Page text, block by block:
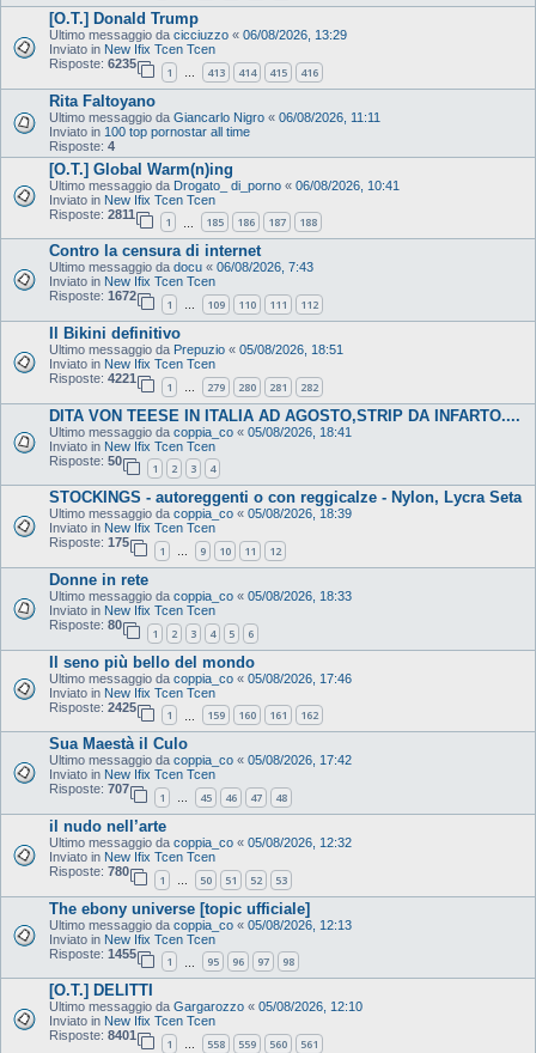
[O.T.] Donald Trump
Ultimo messaggio da cicciuzzo « 06/08/2026, 13:29
Inviato in New Ifix Tcen Tcen
Risposte: 6235
1 … 413 414 415 416
Rita Faltoyano
Ultimo messaggio da Giancarlo Nigro « 06/08/2026, 11:11
Inviato in 100 top pornostar all time
Risposte: 4
[O.T.] Global Warm(n)ing
Ultimo messaggio da Drogato_ di_porno « 06/08/2026, 10:41
Inviato in New Ifix Tcen Tcen
Risposte: 2811
1 185 186 187 188
Contro la censura di internet
Ultimo messaggio da docu « 06/08/2026, 7:43
Inviato in New Ifix Tcen Tcen
Risposte: 1672
1 … 109 110 111 112
Il Bikini definitivo
Ultimo messaggio da Prepuzio « 05/08/2026, 18:51
Inviato in New Ifix Tcen Tcen
Risposte: 4221
1 … 279 280 281 282
DITA VON TEESE IN ITALIA AD AGOSTO,STRIP DA INFARTO....
Ultimo messaggio da coppia_co « 05/08/2026, 18:41
Inviato in New Ifix Tcen Tcen
Risposte: 50
1 2 3 4
STOCKINGS - autoreggenti o con reggicalze - Nylon, Lycra Seta
Ultimo messaggio da coppia_co « 05/08/2026, 18:39
Inviato in New Ifix Tcen Tcen
Risposte: 175
1 … 9 10 11 12
Donne in rete
Ultimo messaggio da coppia_co « 05/08/2026, 18:33
Inviato in New Ifix Tcen Tcen
Risposte: 80
1 2 3 4 5 6
Il seno più bello del mondo
Ultimo messaggio da coppia_co « 05/08/2026, 17:46
Inviato in New Ifix Tcen Tcen
Risposte: 2425
1 159 160 161 162
Sua Maestà il Culo
Ultimo messaggio da coppia_co « 05/08/2026, 17:42
Inviato in New Ifix Tcen Tcen
Risposte: 707
1 … 45 46 47 48
il nudo nell’arte
Ultimo messaggio da coppia_co « 05/08/2026, 12:32
Inviato in New Ifix Tcen Tcen
Risposte: 780
1 50 51 52 53
The ebony universe [topic ufficiale]
Ultimo messaggio da coppia_co « 05/08/2026, 12:13
Inviato in New Ifix Tcen Tcen
Risposte: 1455
1 95 96 97 98
[O.T.] DELITTI
Ultimo messaggio da Gargarozzo « 05/08/2026, 12:10
Inviato in New Ifix Tcen Tcen
Risposte: 8401
1 … 558 559 560 561